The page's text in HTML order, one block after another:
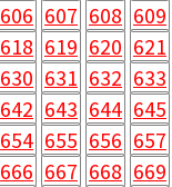
606 607 608 609
618 619 620 621
630 631 632 633
642 643 644 645
654 655 656 657
666 667 668 669